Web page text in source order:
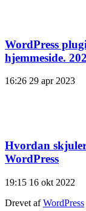
WordPress
hjemmeside.
16:26 29 apr 2023
Hvordan
WordPress
19:15 16 okt 2022
Drevet afWordPress